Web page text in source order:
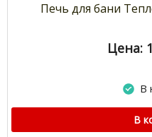
Печь для бани
Цена:
В
В